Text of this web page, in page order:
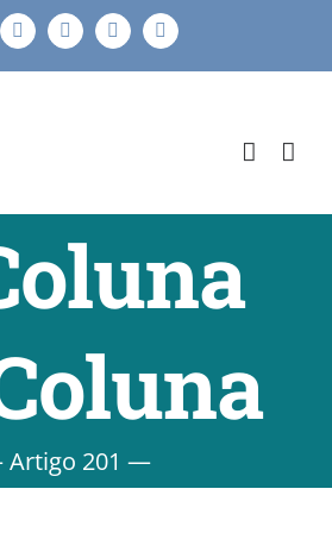
Instagram
X LinkedIn
E-
201 —